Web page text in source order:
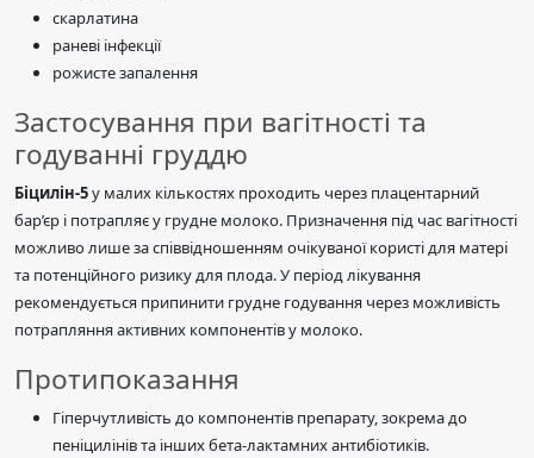
скарлатина
раневі інфекції
рожисте запалення
Застосування при вагітності та
годуванні груддю
Біцилін-5у малих кількостях проходить через плацентарний
бар’єр і потрапляє у грудне молоко. Призначення під час вагітності
можливо лише за співвідношенням очікуваної користі для матері
та потенційного ризику для плода. У період лікування
рекомендується припинити грудне годування через можливість
потрапляння активних компонентів у молоко.
Протипоказання
Гіперчутливість до компонентів препарату, зокрема до
пеніцилінів та інших бета-лактамних антибіотиків.